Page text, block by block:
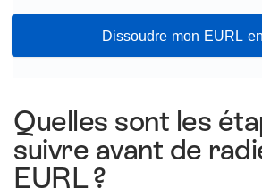
Dissoudre mon EURL
Quelles sont les
suivre avant de
EURL ?